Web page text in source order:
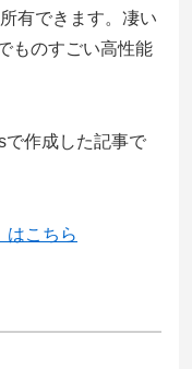
有できます。凄い
ものすごい高性能
作成した記事で
はこちら